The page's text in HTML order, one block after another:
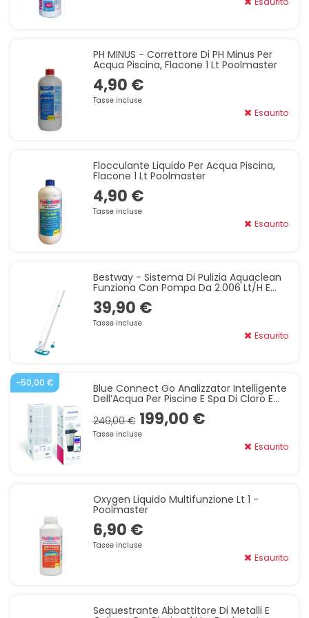
PH MINUS - Correttore Di PH Minus Per
Acqua Piscina, Flacone 1 Lt Poolmaster
4,90 €
Tasse incluse
Esaurito
Flocculante Liquido Per Acqua Piscina,
Flacone 1 Lt Poolmaster
4,90 €
Tasse incluse
Esaurito
Bestway - Sistema Di Pulizia Aquaclean
Funziona Con Pompa Da 2.006 Lt/H E
Superiori - 58534
39,90 €
Tasse incluse
Esaurito
-50,00 € Blue Connect Go Analizzator Intelligente
Dell’Acqua Per Piscine E Spa Di Cloro E
Bromo, Analizza Il PH, La Temperatura E Il
Redo
249,00 € 199,00 €
Tasse incluse
Esaurito
Oxygen Liquido Multifunzione Lt 1 -
Poolmaster
6,90 €
Tasse incluse
Esaurito
Sequestrante Abbattitore Di Metalli E